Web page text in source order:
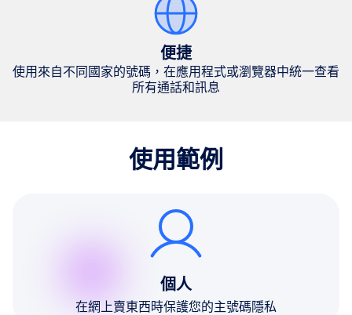
便捷
使用來自不同國家的號碼，在應用程式或瀏覽器中統一查看
所有通話和訊息
使用範例
個人
在網上賣東西時保護您的主號碼隱私